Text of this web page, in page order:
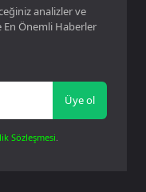
analizler ve
En Önemli Haberler
Üye ol
Sözleşmesi.